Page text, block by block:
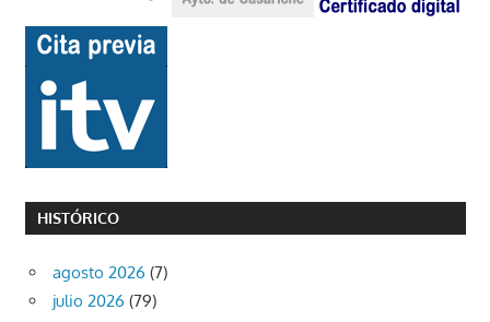
HISTÓRICO
agosto 2026 (7)
julio 2026 (79)